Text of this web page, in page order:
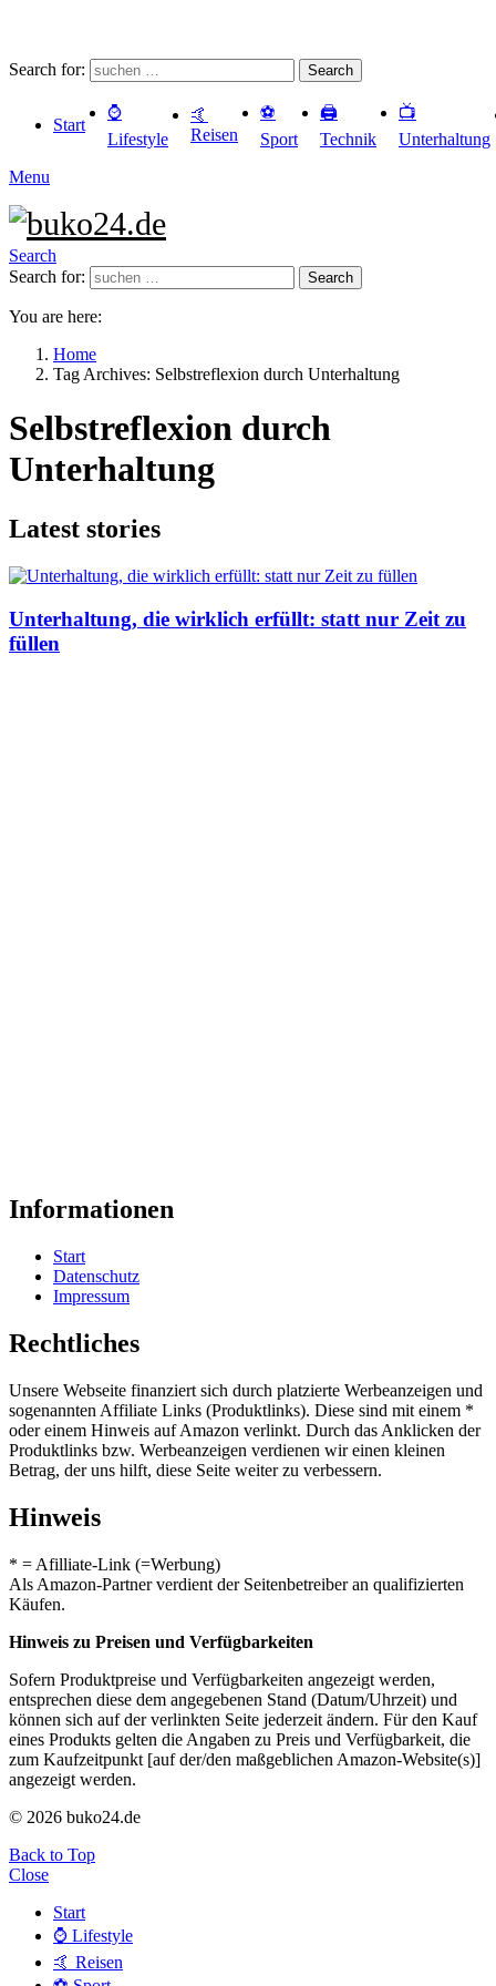
Search for: Search
Start
⌚️
Lifestyle
🤙
Reisen
⚽️
Sport
🖨️
Technik
📺
Unterhaltung
Menu
Search
Search for:
Search
You are here:
Home
Tag Archives: Selbstreflexion durch Unterhaltung
Selbstreflexion durch
Unterhaltung
Latest stories
Unterhaltung, die wirklich erfüllt: statt nur Zeit zu
füllen
Informationen
Start
Datenschutz
Impressum
Rechtliches
Unsere Webseite finanziert sich durch platzierte Werbeanzeigen und
sogenannten Affiliate Links (Produktlinks). Diese sind mit einem *
oder einem Hinweis auf Amazon verlinkt. Durch das Anklicken der
Produktlinks bzw. Werbeanzeigen verdienen wir einen kleinen
Betrag, der uns hilft, diese Seite weiter zu verbessern.
Hinweis
* = Afilliate-Link (=Werbung)
Als Amazon-Partner verdient der Seitenbetreiber an qualifizierten
Käufen.
Hinweis zu Preisen und Verfügbarkeiten
Sofern Produktpreise und Verfügbarkeiten angezeigt werden,
entsprechen diese dem angegebenen Stand (Datum/Uhrzeit) und
können sich auf der verlinkten Seite jederzeit ändern. Für den Kauf
eines Produkts gelten die Angaben zu Preis und Verfügbarkeit, die
zum Kaufzeitpunkt [auf der/den maßgeblichen Amazon-Website(s)]
angezeigt werden.
© 2026 buko24.de
Back to Top
Close
Start
⌚️ Lifestyle
🤙 Reisen